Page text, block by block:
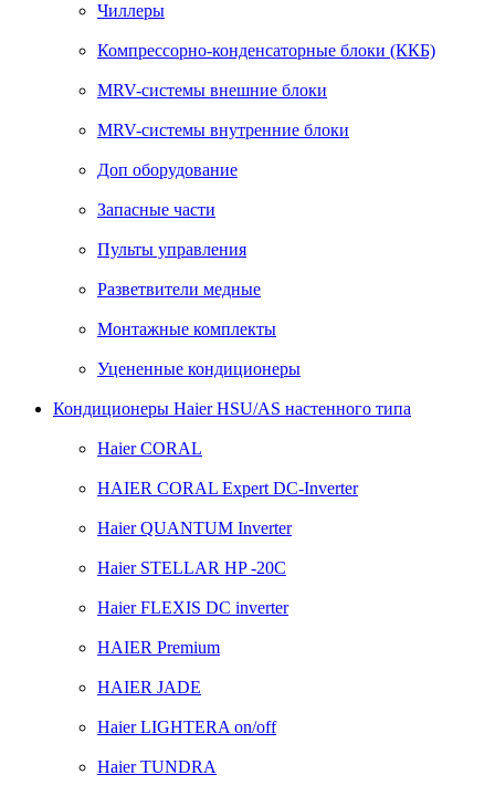
Чиллеры
Компрессорно-конденсаторные блоки (ККБ)
MRV-системы внешние блоки
MRV-системы внутренние блоки
Доп оборудование
Запасные части
Пульты управления
Разветвители медные
Монтажные комплекты
Уцененные кондиционеры
Кондиционеры Haier HSU/AS настенного типа
Haier CORAL
HAIER CORAL Expert DC-Inverter
Haier QUANTUM Inverter
Haier STELLAR HP -20C
Haier FLEXIS DC inverter
HAIER Premium
HAIER JADE
Haier LIGHTERA on/off
Haier TUNDRA